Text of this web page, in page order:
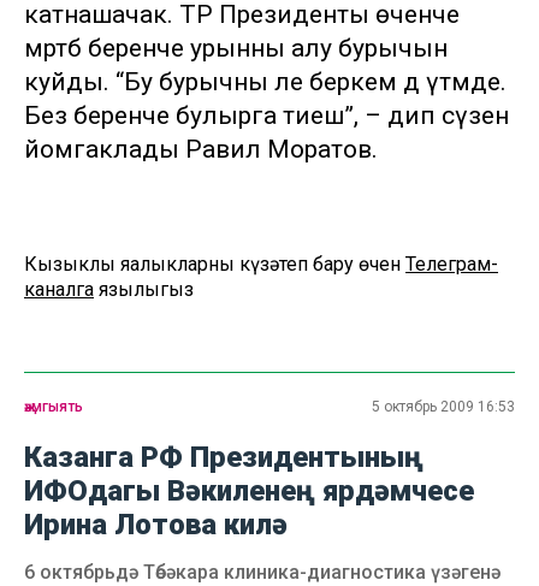
катнашачак. ТР Президенты өченче
мәртәбә беренче урынны алу бурычын
куйды. “Бу бурычны әле беркем дә үтәмәде.
Без беренче булырга тиеш”, – дип сүзен
йомгаклады Равил Моратов.
Кызыклы яңалыкларны күзәтеп бару өчен Телеграм-
каналга язылыгыз
җәмгыять 5 октябрь 2009 16:53
Казанга РФ Президентының
ИФОдагы Вәкиленең ярдәмчесе
Ирина Лотова килә
6 октябрьдә Төбәкара клиника-диагностика үзәгенә